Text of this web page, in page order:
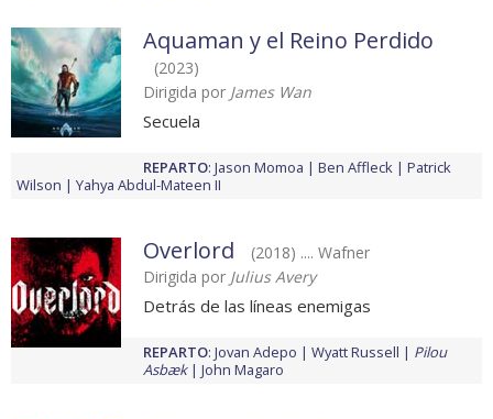
Aquaman y el Reino Perdido
(2023)
Dirigida por James Wan
Secuela
REPARTO: Jason Momoa Ben Affleck
Patrick
Wilson
Yahya Abdul-Mateen II
Overlord
(2018) .... Wafner
Dirigida por Julius Avery
Detrás de las líneas enemigas
REPARTO: Jovan Adepo Wyatt Russell
Pilou
Asbæk
John Magaro